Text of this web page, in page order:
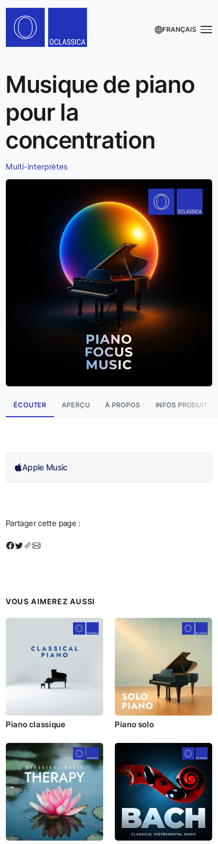
FRANÇAIS
Musique de piano
pour la
concentration
Multi-interprètes
ÉCOUTER APERÇU À PROPOS INFOS PRODUIT
Apple Music
Partager cette page :
VOUS AIMEREZ AUSSI
Piano classique Piano solo